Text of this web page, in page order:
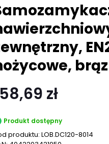
brąz
zł
Produkt dostępny
produktu: LOB.DC120-8014